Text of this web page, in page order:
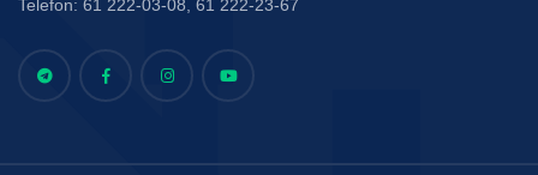
Telefon: 61 222-03-08, 61 222-23-67